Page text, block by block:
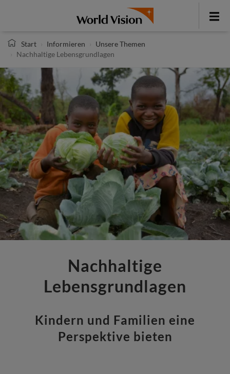
Toggle
Start
Informieren
Unsere Themen
Nachhaltige Lebensgrundlagen
Nachhaltige
Lebensgrundlagen
Kindern und Familien eine
Perspektive bieten